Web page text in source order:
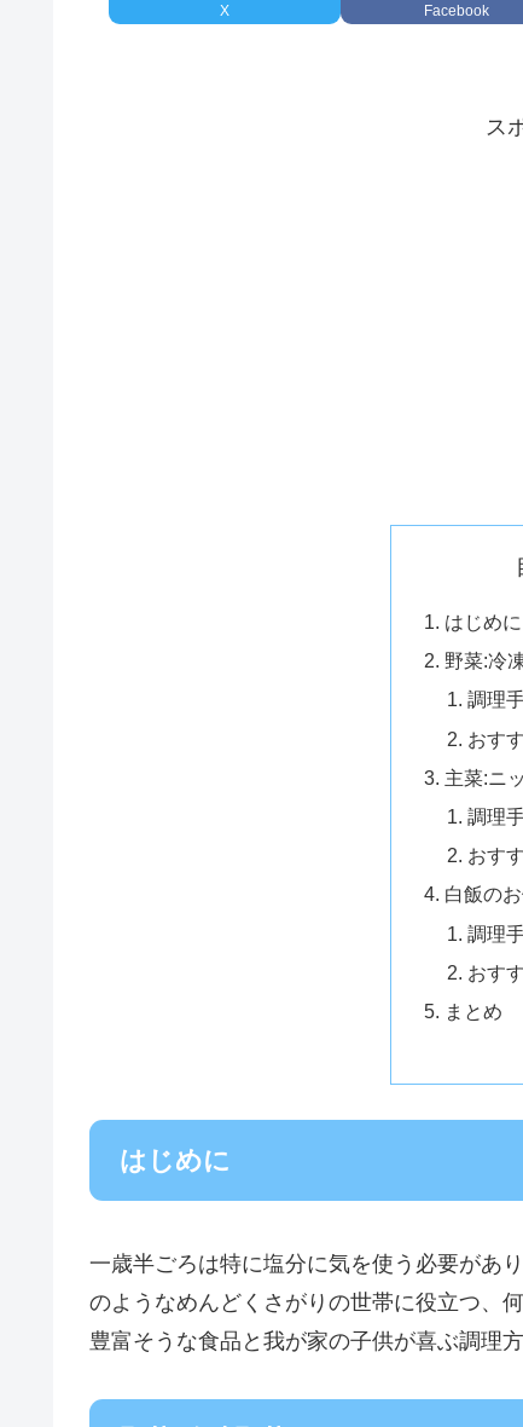
X Facebook
ス
はじめに
野菜:冷
調理
おす
主菜:ニ
調理
おす
白飯の
調理
おす
まとめ
はじめに
一歳半ごろは特に塩分に気を使う必要があ
のようなめんどくさがりの世帯に役立つ、
豊富そうな食品と我が家の子供が喜ぶ調理